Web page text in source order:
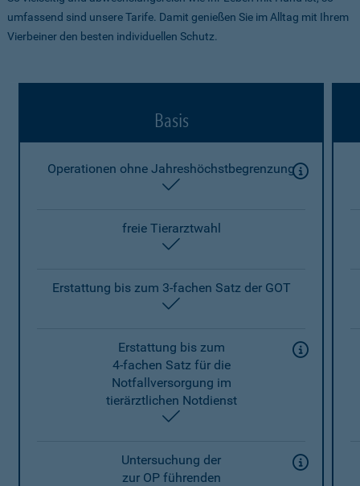
umfassend sind unsere Tarife. Damit genießen Sie im Alltag mit Ihrem
Vierbeiner den besten individuellen Schutz.
Basis
Operationen ohne Jahreshöchstbegrenzung
freie Tierarztwahl
Erstattung bis zum 3-fachen Satz der GOT
Erstattung bis zum
4-fachen Satz für die
Notfallversorgung im
tierärztlichen Notdienst
Untersuchung der
zur OP führenden